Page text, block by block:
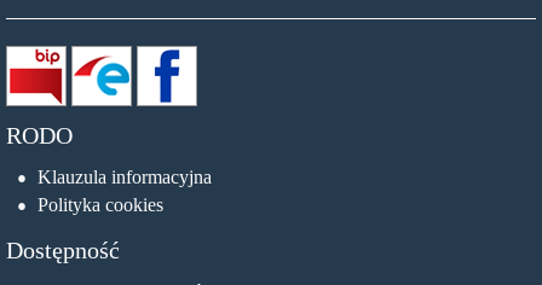
RODO
Klauzula informacyjna
Polityka cookies
Dostępność